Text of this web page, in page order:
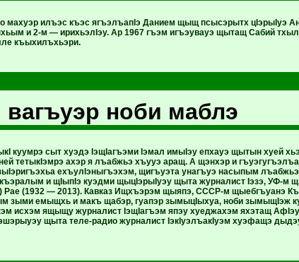
махуэр илъэс къэс ягъэлъапIэ Данием щыщ псысэрытх цIэрыIуэ
и 2-м — ирихьэлIэу. Ар 1967 гъэм игъэувауэ щытащ Сабий
къыхилъхьэри.
ноби маблэ
куумрэ сыт хуэдэ IэщIагъэми Iэмал имыIэу епхауэ щытын хуей
тетыкIэмрэ ахэр я лъабжьэ хъууэ аращ. А щэнхэр и
ехъулIэныгъэхэм, щигъуэта унагъуэ насыпым
и щIыпIэ куэдми щыцIэрыIуэу щыта журналист Iэзэ, УФ-м
Рае (1932 — 2013). Кавказ Ищхъэрэм щыяпэ, СССР-м щыебгъуанэ
зыми емыщхь и макъ щабэр, гуапэр зымыцIыхуа, ноби зымыщIэж
исхэм ящыщу журналист IэщIагъэм япэу хуеджахэм яхэтащ
щыта теле-радио журналист IэкIуэлъакIуэм хуэфащэ